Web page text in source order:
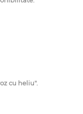
cu heliu".